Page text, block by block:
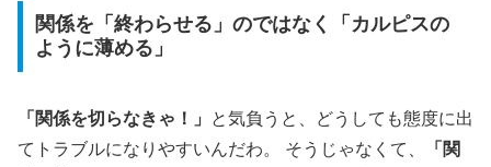
関係を「終わらせる」のではなく「カルピスの
ように薄める」
「関係を切らなきゃ！」
と気負うと、どうしても態度に出
てトラブルになりやすいんだわ。 そうじゃなくて、
「関